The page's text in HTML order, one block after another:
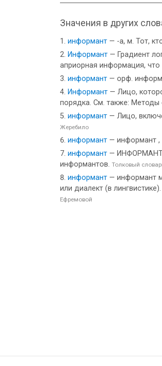
Значения в других
информант — -а, м. Тот,
Информант — Градиент
априорная информация,
информант — орф.
Информант — Лицо,
порядка. См. также: Методы
информант — Лицо,
Жеребило
информант — информант ,
информант — ИНФОРМАНТ -
информантов. Толковый
информант — информант
или диалект (в
Ефремовой